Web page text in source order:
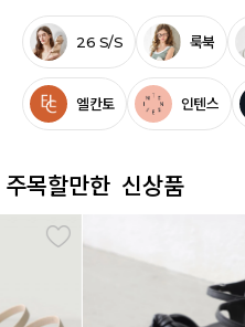
26 S/S 룩북
엘칸토 인텐스
주목할만한 신상품